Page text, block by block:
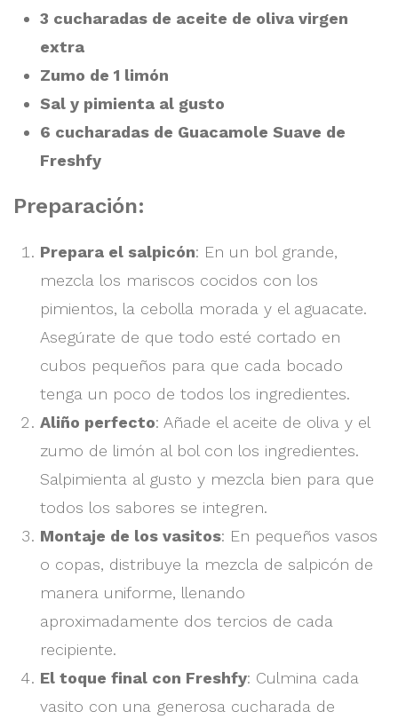
3 cucharadas de aceite de oliva virgen
extra
Zumo de 1 limón
Sal y pimienta al gusto
6 cucharadas de Guacamole Suave de
Freshfy
Preparación:
Prepara el salpicón: En un bol grande,
mezcla los mariscos cocidos con los
pimientos, la cebolla morada y el aguacate.
Asegúrate de que todo esté cortado en
cubos pequeños para que cada bocado
tenga un poco de todos los ingredientes.
Aliño perfecto: Añade el aceite de oliva y el
zumo de limón al bol con los ingredientes.
Salpimienta al gusto y mezcla bien para que
todos los sabores se integren.
Montaje de los vasitos: En pequeños vasos
o copas, distribuye la mezcla de salpicón de
manera uniforme, llenando
aproximadamente dos tercios de cada
recipiente.
El toque final con Freshfy: Culmina cada
vasito con una generosa cucharada de